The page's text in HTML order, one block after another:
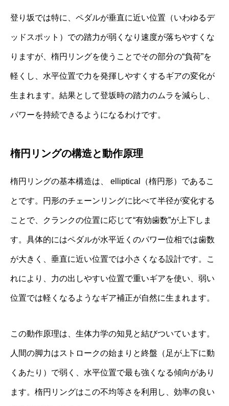
登り坂では特に、ペダルが垂直に近い位置（いわゆるデ
ッドスポット）での踏力が弱くなり速度が落ちやすくな
りますが、楕円リングを使うことでその部分の“負荷”を
軽くし、水平位置で力を発揮しやすくするギアの変化が
生まれます。結果として登坂時の踏力のムラを減らし、
パワーを持続できるようになるわけです。
楕円リングの構造と動作原理
楕円リングの基本構造は、 elliptical（楕円形）であるこ
とです。円形のチェーンリングに比べて半径が変化する
ことで、クランクの位置に応じて“有効歯数”が上下しま
す。具体的にはペダルが水平近くのパワー位相では歯数
が大きく、垂直に近い位置では小さくなる設計です。こ
れにより、力の出しやすい位置で重いギアを使い、弱い
位置では軽くなるようなギア補正が自然に生まれます。
この動作原理は、生体力学の知見と結びついています。
人間の脚力はストロークの始まりと終盤（足が上下に動
くあたり）で弱く、水平位置で最も強くなる傾向があり
ます。楕円リングはこの不均等さを利用し、効率の良い